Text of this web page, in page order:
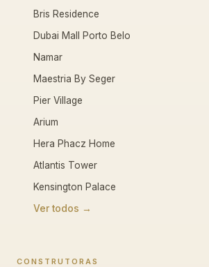
Bris Residence
Dubai Mall Porto Belo
Namar
Maestria By Seger
Pier Village
Arium
Hera Phacz Home
Atlantis Tower
Kensington Palace
Ver todos →
CONSTRUTORAS